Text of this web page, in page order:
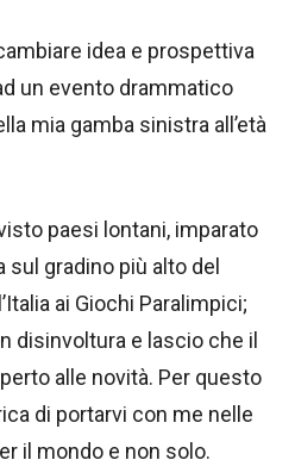
idea e prospettiva
un evento drammatico
mia gamba sinistra all’età
paesi lontani, imparato
sul gradino più alto del
ai Giochi Paralimpici;
disinvoltura e lascio che il
alle novità. Per questo
di portarvi con me nelle
il mondo e non solo.